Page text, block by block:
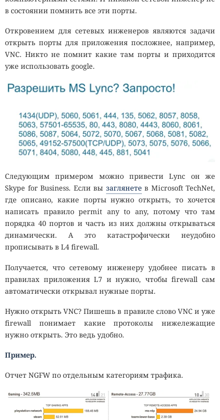
в состоянии помнить все эти порты.
Откровением для сетевых инженеров являются задачи
открыть порты для приложения посложнее, например,
VNC. Никто не помнит какие там порты и приходится
уже использовать google.
Следующим примером можно привести Lync он же
Skype for Business. Если вы заглянетев Microsoft TechNet,
где описано, какие порты нужно открыть, то хочется
написать правило permit any to any, потому что там
порядка 40 портов и часть из них должны открываться
динамически. А это катастрофически неудобно
прописывать в L4 firewall.
Получается, что сетевому инженеру удобнее писать в
правилах приложения L7 и нужно, чтобы firewall сам
автоматически открывал нужные порты.
Нужно открыть VNC? Пишешь в правиле слово VNC и уже
firewall понимает какие протоколы нижележащие
нужно открыть. Это ведь удобно.
Пример.
Отчет NGFW по отдельным категориям трафика.